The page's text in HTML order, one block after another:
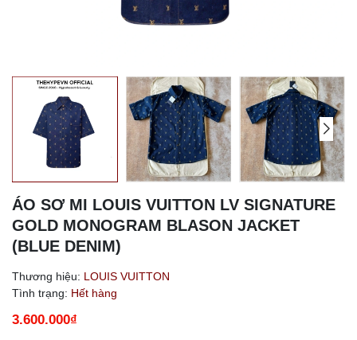
ÁO SƠ MI LOUIS VUITTON LV SIGNATURE
GOLD MONOGRAM BLASON JACKET
(BLUE DENIM)
Thương hiệu: LOUIS VUITTON
Tình trạng: Hết hàng
3.600.000₫